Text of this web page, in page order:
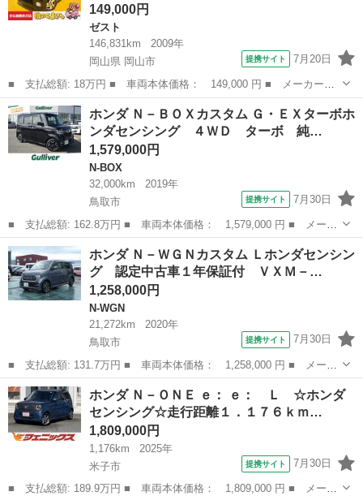
149,000円
ゼスト
146,831km
2009年
岡山県 岡山市
提携サイト 7月20日
■ 支払総額: 18万円 ■ 車両本体価格： 149,000 円 ■ メーカー
名： ホンダ ■ 車種名： ゼストスパーク ■ グレード名： Ｗ
メモリーナビ ワンセグ ＤＶＤ再生 スマートキー オートエアコ
ン ＥＴＣ アル...
岡山 岡山市 ゼスト
ホンダ Ｎ－ＢＯＸカスタム Ｇ・ＥＸターボホ
ンダセンシング ４ＷＤ ターボ 純…
1,579,000円
N-BOX
32,000km
2019年
鳥取市
提携サイト 7月30日
■ 支払総額: 162.8万円 ■ 車両本体価格： 1,579,000 円 ■ メーカ
ー名： ホンダ ■ 車種名： Ｎ－ＢＯＸカスタム ■ グレード
名： Ｇ・ＥＸターボホンダセンシング ４ＷＤ ターボ 純正ナビ
／フルセグ／...
鳥取 鳥取市 N-BOX
ホンダ Ｎ－ＷＧＮカスタム Ｌホンダセンシン
グ 認定中古車１年保証付 ＶＸＭ－…
1,258,000円
N-WGN
21,272km
2020年
鳥取市
提携サイト 7月30日
■ 支払総額: 131.7万円 ■ 車両本体価格： 1,258,000 円 ■ メーカ
ー名： ホンダ ■ 車種名： Ｎ－ＷＧＮカスタム ■ グレード
名： Ｌホンダセンシング 認定中古車１年保証付 ＶＸＭ－１９４
Ｃｉ ナビス...
鳥取 鳥取市 N-WGN
ホンダ Ｎ－ＯＮＥ ｅ： ｅ： Ｌ ☆ホンダ
センシング☆走行距離１．１７６ｋｍ…
1,809,000円
1,176km
2025年
米子市
提携サイト 7月30日
■ 支払総額: 189.9万円 ■ 車両本体価格： 1,809,000 円 ■ メーカ